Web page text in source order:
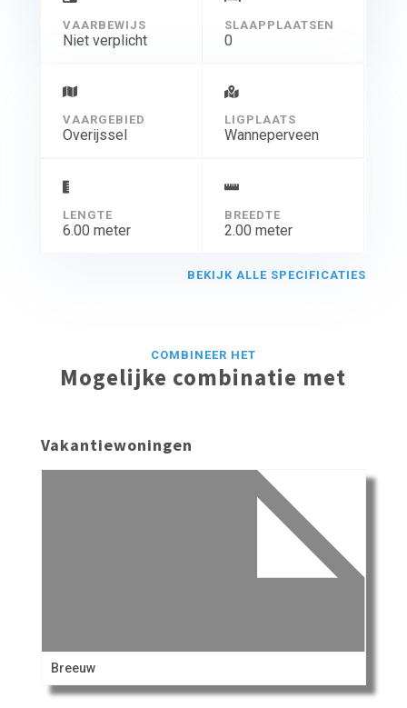
VAARBEWIJS
Niet verplicht
SLAAPPLAATSEN
0
VAARGEBIED
Overijssel
LIGPLAATS
Wanneperveen
LENGTE
6.00 meter
BREEDTE
2.00 meter
BEKIJK ALLE SPECIFICATIES
COMBINEER HET
Mogelijke combinatie met
Vakantiewoningen
Breeuw